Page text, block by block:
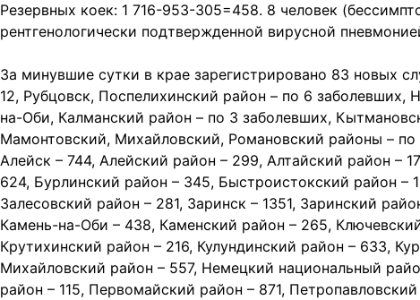
Резервных коек: 1 716-953-305=458. 8 человек
рентгенологически подтвержденной вирусной
За минувшие сутки в крае зарегистрировано 83 новых
12, Рубцовск, Поспелихинский район – по 6
на-Оби, Калманский район – по 3 заболевших,
Мамонтовский, Михайловский, Романовский районы – по
Алейск – 744, Алейский район – 299, Алтайский район –
624, Бурлинский район – 345, Быстроистокский район –
Залесовский район – 281, Заринск – 1351, Заринский
Камень-на-Оби – 438, Каменский район – 265,
Крутихинский район – 216, Кулундинский район – 633,
Михайловский район – 557, Немецкий национальный
район – 115, Первомайский район – 871,